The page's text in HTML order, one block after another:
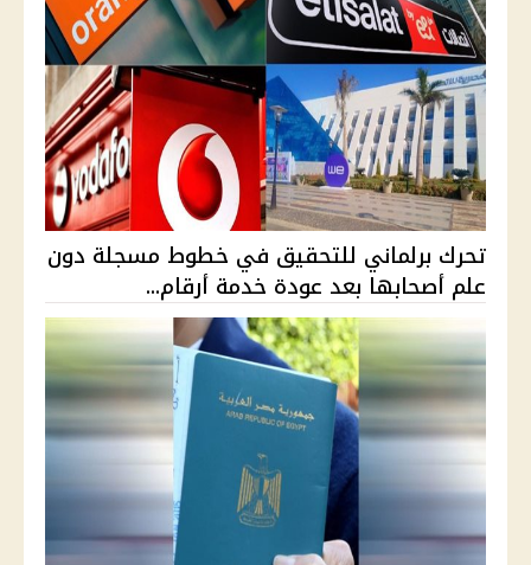
تحرك برلماني للتحقيق في خطوط مسجلة دون
علم أصحابها بعد عودة خدمة أرقام...